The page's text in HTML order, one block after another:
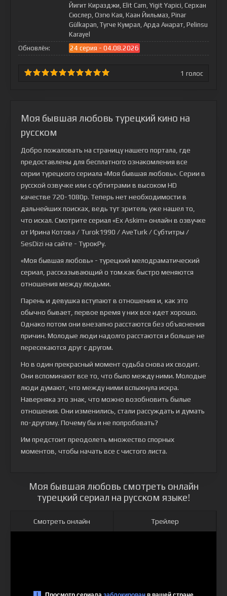
Йигит Киразджи, Elit Cam, Yigit Yapici, Серхан
Сюслер, Озгю Кая, Каан Йильмаз, Pinar
Gülkapan, Тугче Кумрал, Арда Анарат, Pelinsu
Karayel
Обновлён:
24 серия - 04.08.2026
1 голос
Моя бывшая любовь турецкий кино на
русском
Добро пожаловать на страницу нашего портала, где
предоставлены для бесплатного ознакомления все
серии турецкого сериала «Моя бывшая любовь». Серии в
русской озвучке или с субтитрами в высоком HD
качестве 720-1080p. Теперь нет необходимости в
дальнейших поисках, ведь тут зритель уже нашел то,
что искал. Смотрите сериал «Ex Askim» онлайн в озвучке
от Ирина Котова / Turok1990 / AveTurk / Субтитры /
SesDizi на сайте - ТурокРу.
«Моя бывшая любовь» - турецкий мелодраматический
сериал, рассказывающий о том.как быстро меняются
отношения между людьми.
Парень и девушка вступают в отношения и, как это
обычно бывает, первое время у них все идет хорошо.
Однако потом они внезапно расстаются без объяснения
причин. Молодые люди надолго расстаются и больше не
пересекаются друг с другом.
Но в один прекрасный момент судьба снова их сводит.
Они вспоминают все то, что было между ними. Молодые
люди думают, что между ними вспыхнула искра.
Наверняка это знак, что можно возобновить былые
отношения. Они изменились, стали рассуждать и думать
по-другому. Почему бы и не попробовать?
Им предстоит преодолеть множество спорных
моментов, чтобы начать все с чистого листа.
Моя бывшая любовь смотреть онлайн
турецкий сериал на русском языке!
Смотреть онлайн Трейлер